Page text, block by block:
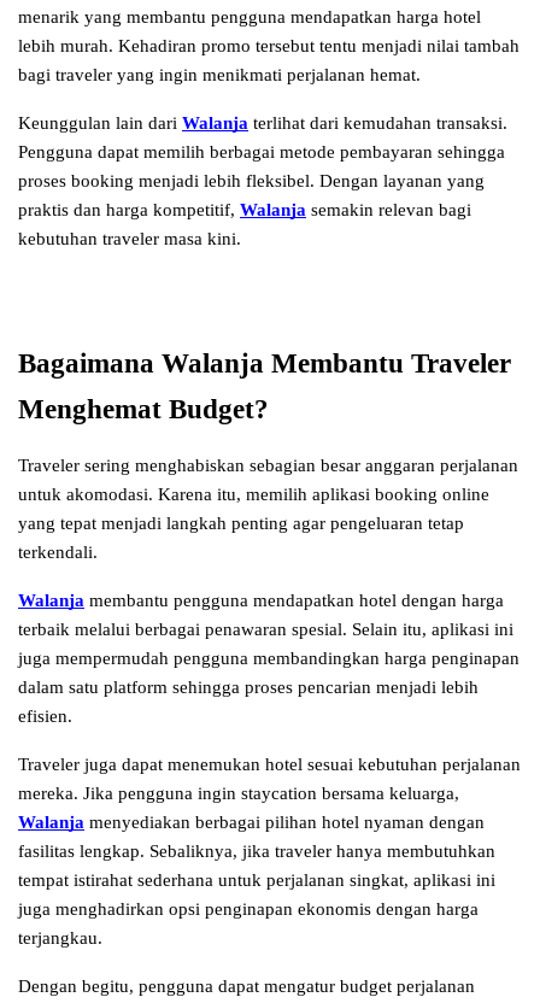
menarik yang membantu pengguna mendapatkan harga hotel
lebih murah. Kehadiran promo tersebut tentu menjadi nilai tambah
bagi traveler yang ingin menikmati perjalanan hemat.
Keunggulan lain dari Walanja terlihat dari kemudahan transaksi.
Pengguna dapat memilih berbagai metode pembayaran sehingga
proses booking menjadi lebih fleksibel. Dengan layanan yang
praktis dan harga kompetitif, Walanja semakin relevan bagi
kebutuhan traveler masa kini.
Bagaimana Walanja Membantu Traveler
Menghemat Budget?
Traveler sering menghabiskan sebagian besar anggaran perjalanan
untuk akomodasi. Karena itu, memilih aplikasi booking online
yang tepat menjadi langkah penting agar pengeluaran tetap
terkendali.
Walanja membantu pengguna mendapatkan hotel dengan harga
terbaik melalui berbagai penawaran spesial. Selain itu, aplikasi ini
juga mempermudah pengguna membandingkan harga penginapan
dalam satu platform sehingga proses pencarian menjadi lebih
efisien.
Traveler juga dapat menemukan hotel sesuai kebutuhan perjalanan
Walanja menyediakan berbagai pilihan hotel nyaman dengan
fasilitas lengkap. Sebaliknya, jika traveler hanya membutuhkan
tempat istirahat sederhana untuk perjalanan singkat, aplikasi ini
juga menghadirkan opsi penginapan ekonomis dengan harga
terjangkau.
Dengan begitu, pengguna dapat mengatur budget perjalanan